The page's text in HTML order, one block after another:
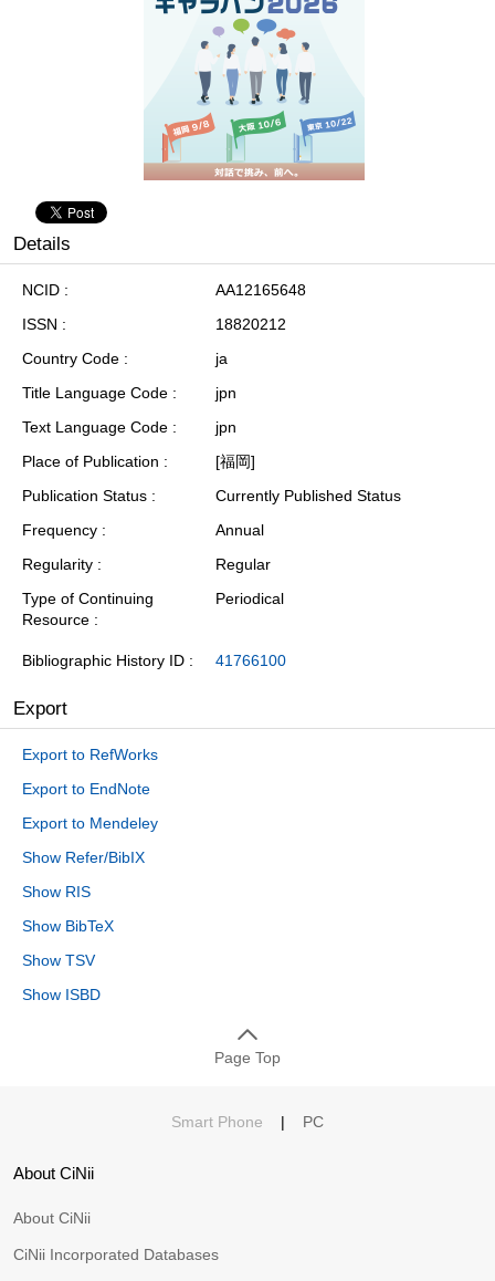
Details
NCID
AA12165648
ISSN
18820212
Country Code
ja
Title Language Code
jpn
Text Language Code
jpn
Place of Publication
[福岡]
Publication Status
Currently Published Status
Frequency
Annual
Regularity
Regular
Type of Continuing
Resource
Periodical
Bibliographic History ID 41766100
Export
Export to RefWorks
Export to EndNote
Export to Mendeley
Show Refer/BibIX
Show RIS
Show BibTeX
Show TSV
Show ISBD
Page Top
Smart Phone | PC
About CiNii
About CiNii
CiNii Incorporated Databases